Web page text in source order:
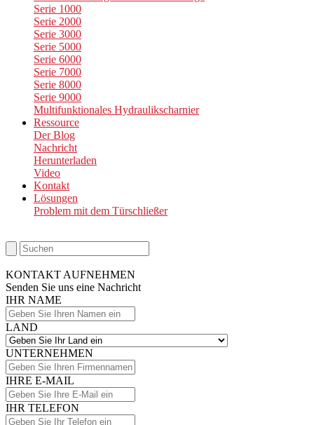
Serie 1000
Serie 2000
Serie 3000
Serie 5000
Serie 6000
Serie 7000
Serie 8000
Serie 9000
Multifunktionales Hydraulikscharnier
Ressource
Der Blog
Nachricht
Herunterladen
Video
Kontakt
Lösungen
Problem mit dem Türschließer
KONTAKT AUFNEHMEN
Senden Sie uns eine Nachricht
IHR NAME
LAND
UNTERNEHMEN
IHRE E-MAIL
IHR TELEFON